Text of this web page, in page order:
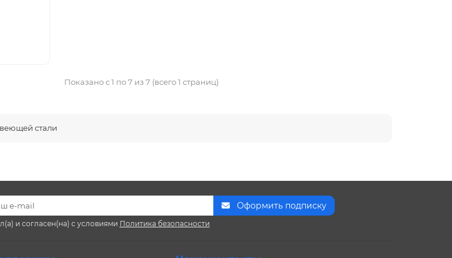
Показано с 1 по 7 из 7 (всего 1 страниц)
стали
Оформить подписку
и согласен(на) с условиями Политика безопасности